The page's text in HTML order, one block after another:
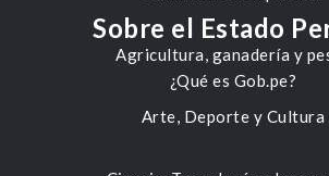
Agricultura, ganadería y
Arte, Deporte y Cultura
Sobre el Estado
¿Qué es Gob.pe?